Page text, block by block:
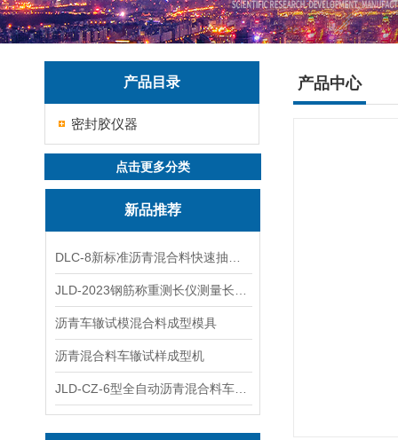
产品目录
密封胶仪器
点击更多分类
新品推荐
沥青车辙试模混合料成型模具
沥青混合料车辙试样成型机
产品中心